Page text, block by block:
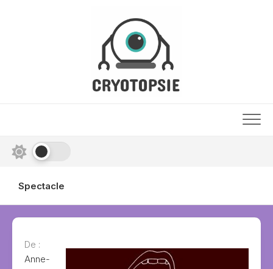
Spectacle
De :
Anne-